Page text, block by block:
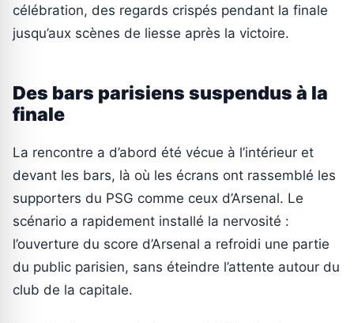
célébration, des regards crispés pendant la finale
jusqu’aux scènes de liesse après la victoire.
Des bars parisiens suspendus à la
finale
La rencontre a d’abord été vécue à l’intérieur et
devant les bars, là où les écrans ont rassemblé les
supporters du PSG comme ceux d’Arsenal. Le
scénario a rapidement installé la nervosité :
l’ouverture du score d’Arsenal a refroidi une partie
du public parisien, sans éteindre l’attente autour du
club de la capitale.